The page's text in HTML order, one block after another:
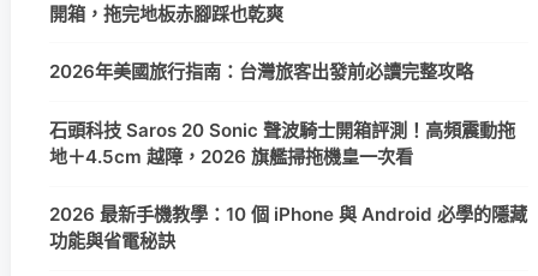
開箱，拖完地板赤腳踩也乾爽
2026年美國旅行指南：台灣旅客出發前必讀完整攻略
石頭科技 Saros 20 Sonic 聲波騎士開箱評測！高頻震動拖
地＋4.5cm 越障，2026 旗艦掃拖機皇一次看
2026 最新手機教學：10 個 iPhone 與 Android 必學的隱藏
功能與省電秘訣